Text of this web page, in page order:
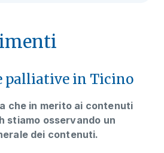
palliative in Ticino
che in merito ai contenuti
stiamo osservando un
dei contenuti.